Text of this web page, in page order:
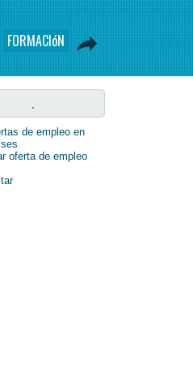
FORMACIóN
.
de empleo en
oferta de empleo